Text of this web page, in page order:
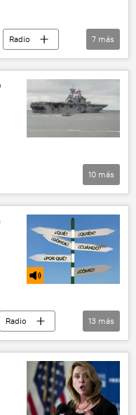
Radio
Aguilar
OTAN
7 más
Siria
10 más
Radio
Xi Jinping
13 más